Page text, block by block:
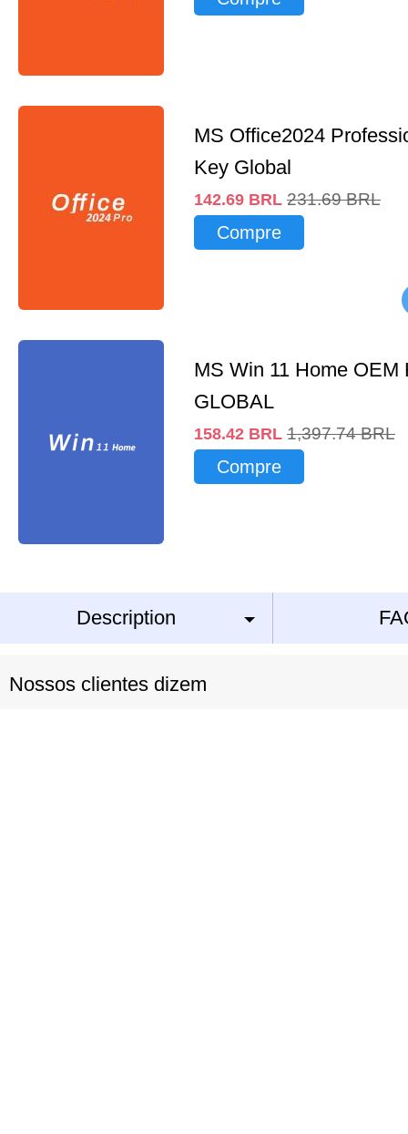
MS Office2024
Key Global
142.69 BRL 231.69 BRL
Compre
MS Win 11 Home OEM
GLOBAL
158.42 BRL 1,397.74 BRL
Compre
Description
Nossos clientes dizem